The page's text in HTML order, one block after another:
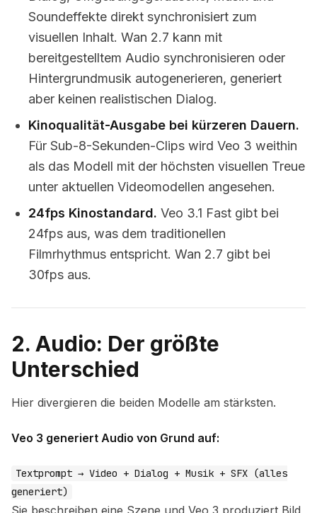
Soundeffekte direkt synchronisiert zum
visuellen Inhalt. Wan 2.7 kann mit
bereitgestelltem Audio synchronisieren oder
Hintergrundmusik autogenerieren, generiert
aber keinen realistischen Dialog.
Kinoqualität-Ausgabe bei kürzeren Dauern.
Für Sub-8-Sekunden-Clips wird Veo 3 weithin
als das Modell mit der höchsten visuellen Treue
unter aktuellen Videomodellen angesehen.
24fps Kinostandard. Veo 3.1 Fast gibt bei
24fps aus, was dem traditionellen
Filmrhythmus entspricht. Wan 2.7 gibt bei
30fps aus.
2. Audio: Der größte
Unterschied
Hier divergieren die beiden Modelle am stärksten.
Veo 3 generiert Audio von Grund auf:
Textprompt → Video + Dialog + Musik + SFX (alles
generiert)
Sie beschreiben eine Szene und Veo 3 produziert Bild